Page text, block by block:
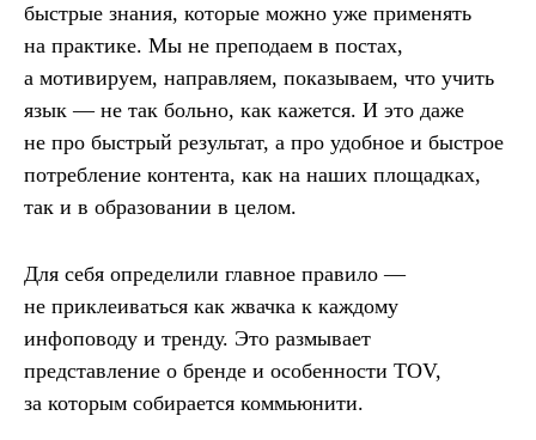
быстрые знания, которые можно уже применять
на практике. Мы не преподаем в постах,
а мотивируем, направляем, показываем, что учить
язык — не так больно, как кажется. И это даже
не про быстрый результат, а про удобное и быстрое
потребление контента, как на наших площадках,
так и в образовании в целом.
Для себя определили главное правило —
не приклеиваться как жвачка к каждому
инфоповоду и тренду. Это размывает
представление о бренде и особенности TOV,
за которым собирается коммьюнити.